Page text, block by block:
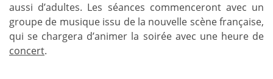
aussi d’adultes. Les séances commenceront avec un
groupe de musique issu de la nouvelle scène française,
qui se chargera d’animer la soirée avec une heure de
concert.